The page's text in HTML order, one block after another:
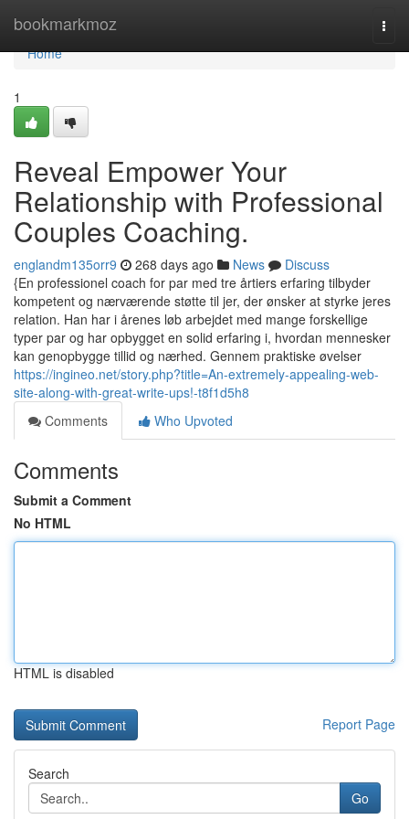
bookmarkmoz
Home
Home
1
Reveal Empower Your
Relationship with Professional
Couples Coaching.
englandm135orr9 268 days ago News
Discuss
{En professionel coach for par med tre årtiers erfaring tilbyder
kompetent og nærværende støtte til jer, der ønsker at styrke jeres
relation. Han har i årenes løb arbejdet med mange forskellige
typer par og har opbygget en solid erfaring i, hvordan mennesker
kan genopbygge tillid og nærhed. Gennem praktiske øvelser
https://ingineo.net/story.php?title=An-extremely-appealing-web-
site-along-with-great-write-ups!-t8f1d5h8
Comments
Who Upvoted
Comments
Submit a Comment
No HTML
HTML is disabled
Report Page
Search
Go